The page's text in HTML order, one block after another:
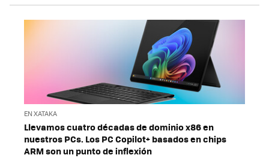
EN XATAKA
Llevamos cuatro décadas de dominio x86 en
nuestros PCs. Los PC Copilot+ basados en chips
ARM son un punto de inflexión